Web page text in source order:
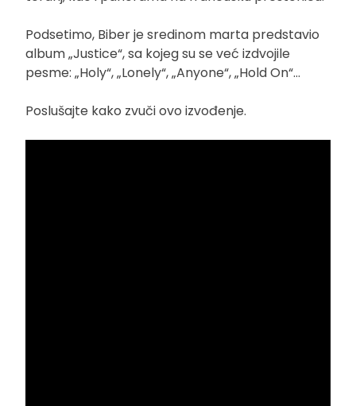
Podsetimo, Biber je sredinom marta predstavio
album „Justice“, sa kojeg su se već izdvojile
pesme: „Holy“, „Lonely“, „Anyone“, „Hold On“…
Poslušajte kako zvuči ovo izvođenje.